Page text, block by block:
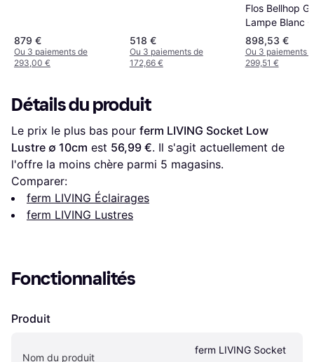
879 €
Ou 3 paiements de
293,00 €
518 €
Ou 3 paiements de
172,66 €
Flos Bellhop
Lampe Blanc
Marron Lustre
898,53 €
Ou 3 paiements
299,51 €
Détails du produit
Le prix le plus bas pour ferm LIVING Socket Low
Lustre ∅ 10cm est 56,99 €. Il s'agit actuellement de
l'offre la moins chère parmi 5 magasins.
Comparer:
ferm LIVING Éclairages
ferm LIVING Lustres
Fonctionnalités
Produit
Nom du produit
ferm LIVING Socket